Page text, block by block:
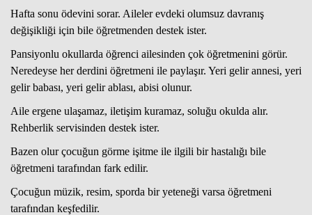
Hafta sonu ödevini sorar. Aileler evdeki olumsuz davranış
değişikliği için bile öğretmenden destek ister.
Pansiyonlu okullarda öğrenci ailesinden çok öğretmenini görür.
Neredeyse her derdini öğretmeni ile paylaşır. Yeri gelir annesi, yeri
gelir babası, yeri gelir ablası, abisi olunur.
Aile ergene ulaşamaz, iletişim kuramaz, soluğu okulda alır.
Rehberlik servisinden destek ister.
Bazen olur çocuğun görme işitme ile ilgili bir hastalığı bile
öğretmeni tarafından fark edilir.
Çocuğun müzik, resim, sporda bir yeteneği varsa öğretmeni
tarafından keşfedilir.